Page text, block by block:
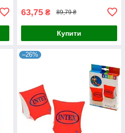
63,75 ₴ 89,79 ₴
Купити
–26%